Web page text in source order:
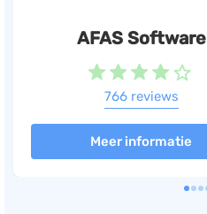
AFAS Software
766 reviews
Meer informatie